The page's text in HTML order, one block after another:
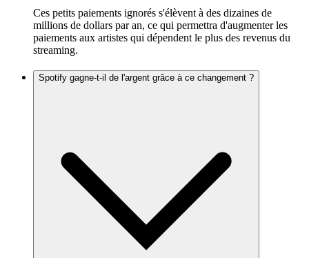
Ces petits paiements ignorés s'élèvent à des dizaines de
millions de dollars par an, ce qui permettra d'augmenter les
paiements aux artistes qui dépendent le plus des revenus du
streaming.
Spotify gagne-t-il de l'argent grâce à ce changement ?